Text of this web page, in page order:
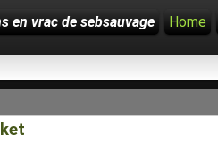
en vrac de sebsauvage Home